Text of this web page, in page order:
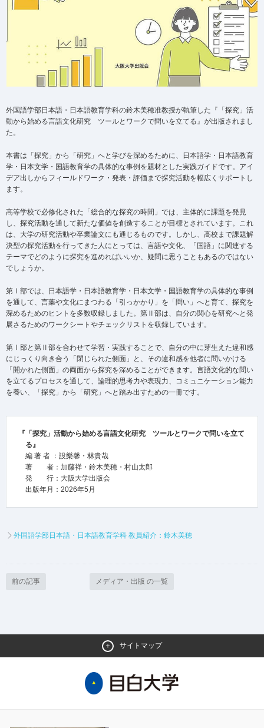
外国語学部日本語・日本語教育学科の鈴木美穂准教授が執筆した『「探究」活
動から始める言語文化研究 ツールとワークで問いを立てる』が出版されまし
た。
本書は「探究」から「研究」へと学びを深めるために、日本語学・日本語教育
学・日本文学・国語教育学の具体的な事例を題材とした実践ガイドです。アイ
デア出しからフィールドワーク・発表・評価まで探究活動を幅広くサポートし
ます。
高等学校で必修化された「総合的な探究の時間」では、主体的に課題を発見
し、探究活動を通して新たな価値を創造することが目標とされています。これ
は、大学の研究活動や卒業論文にも通じるものです。しかし、高校まで課題解
決型の探究活動を行ってきた人にとっては、言語や文化、「国語」に関連する
テーマでどのように探究を進めればいいか、疑問に思うこともあるのではない
でしょうか。
第Ⅰ部では、日本語学・日本語教育学・日本文学・国語教育学の具体的な事例
を通して、言葉や文化にまつわる「引っかかり」を「問い」へと育て、探究を
深めるためのヒントを多数収録しました。第Ⅱ部は、自分の関心を研究へと発
展さるためのワークシートやチェックリストを収録しています。
第Ⅰ部と第Ⅱ部を合わせて学習・実践することで、自分の中に芽生えた違和感
にじっくり向き合う「閉じられた側面」と、その違和感を他者に問いかける
「開かれた側面」の両面から探究を深めることができます。言語文化的な問い
を立てるプロセスを通して、論理的思考力や表現力、コミュニケーション能力
を養い、「探究」から「研究」へと踏み出すための一冊です。
『「探究」活動から始める言語文化研究 ツールとワークで問いを立て
る』
編 著 者 ：設樂馨・林貴哉
著 者：加藤祥・鈴木美穂・村山太郎
発 行：大阪大学出版会
出版年月：2026年5月
外国語学部日本語・日本語教育学科 教員紹介：鈴木美穂
前の記事 メディア・出版 の一覧
サイトマップ